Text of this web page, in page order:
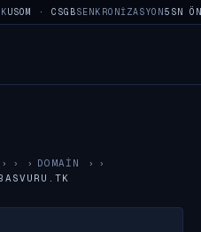
USOM · CSGBSENKRONIZASYON5SN
› DOMAIN
›